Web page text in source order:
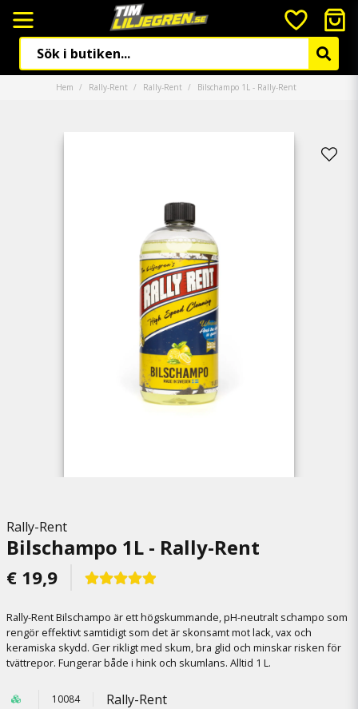
Hem Rally-Rent Rally-Rent Bilschampo 1L - Rally-Rent
Rally-Rent
Bilschampo 1L - Rally-Rent
€ 19,9
Rally-Rent Bilschampo är ett högskummande, pH-neutralt schampo som
rengör effektivt samtidigt som det är skonsamt mot lack, vax och
keramiska skydd. Ger rikligt med skum, bra glid och minskar risken för
tvättrepor. Fungerar både i hink och skumlans. Alltid 1 L.
10084 Rally-Rent